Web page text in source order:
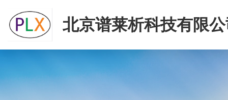
北京谱莱析科技有限